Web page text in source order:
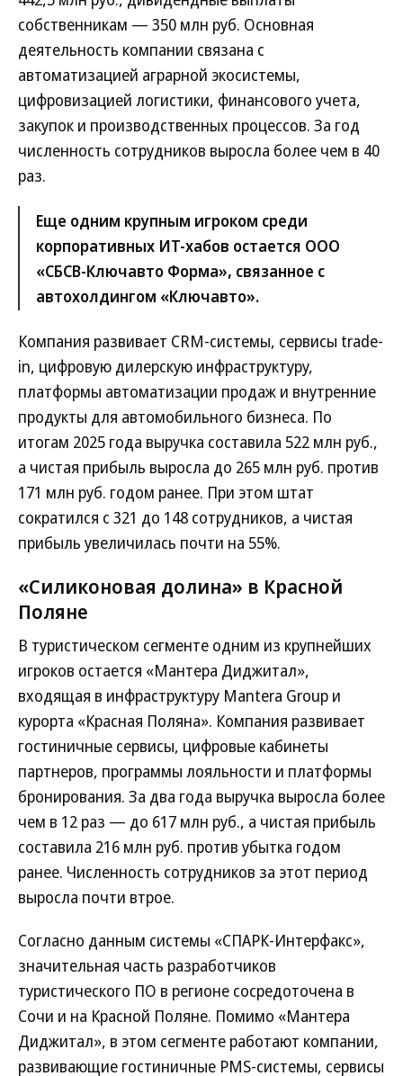
собственникам — 350 млн руб. Основная
деятельность компании связана с
автоматизацией аграрной экосистемы,
цифровизацией логистики, финансового учета,
закупок и производственных процессов. За год
численность сотрудников выросла более чем в 40
раз.
Еще одним крупным игроком среди
корпоративных ИТ-хабов остается ООО
«СБСВ-Ключавто Форма», связанное с
автохолдингом «Ключавто».
Компания развивает CRM-системы, сервисы trade-
in, цифровую дилерскую инфраструктуру,
платформы автоматизации продаж и внутренние
продукты для автомобильного бизнеса. По
итогам 2025 года выручка составила 522 млн руб.,
а чистая прибыль выросла до 265 млн руб. против
171 млн руб. годом ранее. При этом штат
сократился с 321 до 148 сотрудников, а чистая
прибыль увеличилась почти на 55%.
«Силиконовая долина» в Красной
Поляне
В туристическом сегменте одним из крупнейших
игроков остается «Мантера Диджитал»,
входящая в инфраструктуру Mantera Group и
курорта «Красная Поляна». Компания развивает
гостиничные сервисы, цифровые кабинеты
партнеров, программы лояльности и платформы
бронирования. За два года выручка выросла более
чем в 12 раз — до 617 млн руб., а чистая прибыль
составила 216 млн руб. против убытка годом
ранее. Численность сотрудников за этот период
выросла почти втрое.
Согласно данным системы «СПАРК-Интерфакс»,
значительная часть разработчиков
туристического ПО в регионе сосредоточена в
Сочи и на Красной Поляне. Помимо «Мантера
Диджитал», в этом сегменте работают компании,
развивающие гостиничные PMS-системы, сервисы